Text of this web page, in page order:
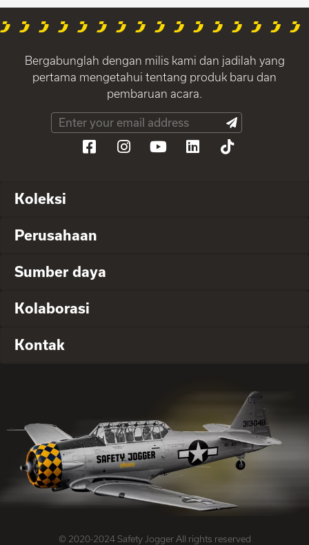
Bergabunglah dengan milis kami dan jadilah yang
pertama mengetahui tentang produk baru dan
pembaruan acara.
Koleksi
Perusahaan
Sumber daya
Kolaborasi
Kontak
© 2020-2024 Safety Jogger All rights reserved